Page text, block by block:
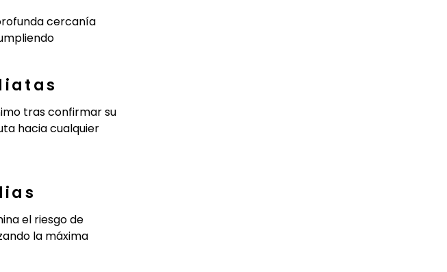
cercanía
tras confirmar su
hacia cualquier
el riesgo de
la máxima